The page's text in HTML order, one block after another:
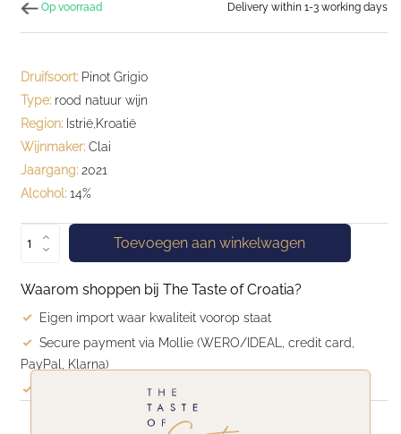
Op voorraad Delivery within 1-3 working days
Druifsoort:Pinot Grigio
Type:rood natuur wijn
Region:Istrië,Kroatië
Wijnmaker:Clai
Jaargang:2021
Alcohol:14%
Toevoegen aan winkelwagen
Waarom shoppen bij The Taste of Croatia?
Eigen import waar kwaliteit voorop staat
Secure payment via Mollie (WERO/IDEAL, credit card,
PayPal, Klarna)
Snelle levering: binnen 1–3 werkdagen